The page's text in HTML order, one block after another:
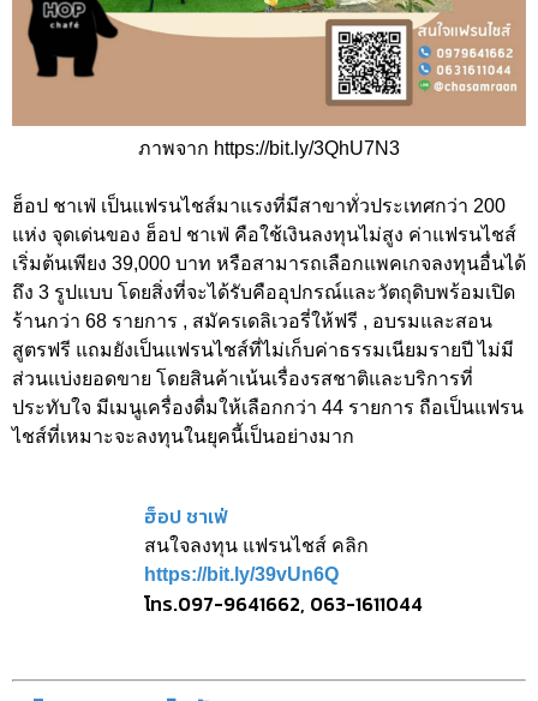
ภาพจาก https://bit.ly/3QhU7N3
ฮ็อป ชาเฟ่ เป็นแฟรนไชส์มาแรงที่มีสาขาทั่วประเทศกว่า 200
แห่ง จุดเด่นของ ฮ็อป ชาเฟ่ คือใช้เงินลงทุนไม่สูง ค่าแฟรนไชส์
เริ่มต้นเพียง 39,000 บาท หรือสามารถเลือกแพคเกจลงทุนอื่นได้
ถึง 3 รูปแบบ โดยสิ่งที่จะได้รับคืออุปกรณ์และวัตถุดิบพร้อมเปิด
ร้านกว่า 68 รายการ , สมัครเดลิเวอรี่ให้ฟรี , อบรมและสอน
สูตรฟรี แถมยังเป็นแฟรนไชส์ที่ไม่เก็บค่าธรรมเนียมรายปี ไม่มี
ส่วนแบ่งยอดขาย โดยสินค้าเน้นเรื่องรสชาติและบริการที่
ประทับใจ มีเมนูเครื่องดื่มให้เลือกกว่า 44 รายการ ถือเป็นแฟรน
ไชส์ที่เหมาะจะลงทุนในยุคนี้เป็นอย่างมาก
ฮ็อป ชาเฟ่
สนใจลงทุน แฟรนไชส์ คลิก
https://bit.ly/39vUn6Q
โทร.097-9641662, 063-1611044